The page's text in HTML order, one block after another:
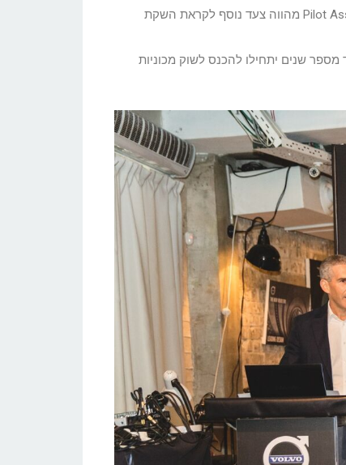
דרך ההגה על מנת לשמור את הרכב בתוך הנתיב במהירויות שעד 130 קמ”ש ללא צורך לעקוב אחרי המכונית לפנים. מערכת Pilot Assist מהווה צעד נוסף לקראת השקת
מספר שנים יתחילו להכנס לשוק מכוניות